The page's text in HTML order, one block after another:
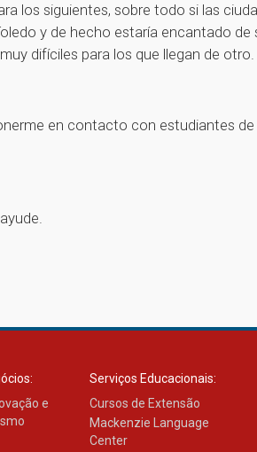
los siguientes, sobre todo si las
y de hecho estaría encantado
difíciles para los que llegan de otro.
en contacto con estudiantes
e
Serviços Educacionais:
Cursos de Extensão
Mackenzie Language
Center